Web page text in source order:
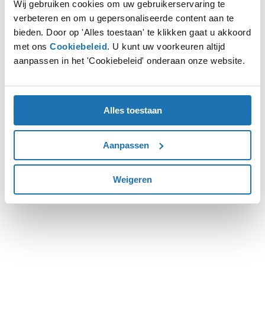
Wij gebruiken cookies om uw gebruikerservaring te
verbeteren en om u gepersonaliseerde content aan te
bieden. Door op 'Alles toestaan' te klikken gaat u akkoord
met ons Cookiebeleid. U kunt uw voorkeuren altijd
aanpassen in het 'Cookiebeleid' onderaan onze website.
Alles toestaan
Aanpassen
Weigeren
Application error: aclient-side exception has occurred while
loadingwww.autohoogenboom.nl (see the browser console
more information).